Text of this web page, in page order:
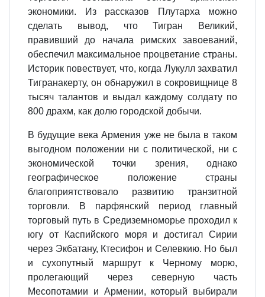
экономики. Из рассказов Плутарха можно
сделать вывод, что Тигран Великий,
правивший до начала римских завоеваний,
обеспечил максимальное процветание страны.
Историк повествует, что, когда Лукулл захватил
Тигранакерту, он обнаружил в сокровищнице 8
тысяч талантов и выдал каждому солдату по
800 драхм, как долю городской добычи.
В будущие века Армения уже не была в таком
выгодном положении ни с политической, ни с
экономической точки зрения, однако
географическое положение страны
благоприятствовало развитию транзитной
торговли. В парфянский период главный
торговый путь в Средиземноморье проходил к
югу от Каспийского моря и достигал Сирии
через Экбатану, Ктесифон и Селевкию. Но был
и сухопутный маршрут к Черному морю,
пролегающий через северную часть
Месопотамии и Армении, который выбирали